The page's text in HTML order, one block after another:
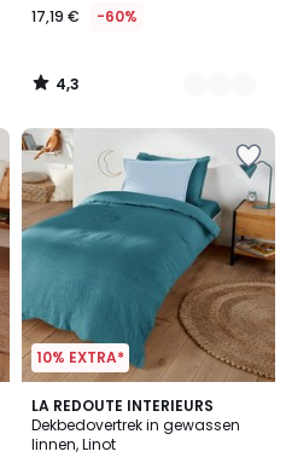
17,19 € -60%
4,3
/
10% EXTRA*
LA REDOUTE INTERIEURS
Dekbedovertrek in gewassen
linnen, Linot
4,2
/ 5